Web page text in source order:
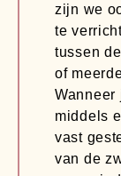
zijn we
te
tussen
of
Wanneer
middels
vast
van de